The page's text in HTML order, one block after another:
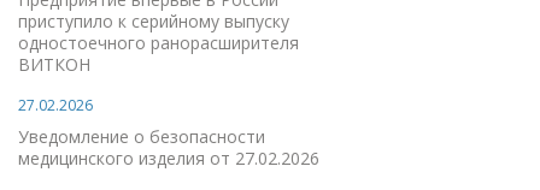
приступило к серийному выпуску
одностоечного ранорасширителя
ВИТКОН
27.02.2026
Уведомление о безопасности
медицинского изделия от 27.02.2026